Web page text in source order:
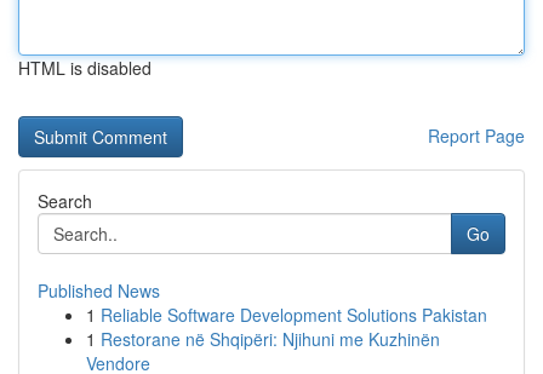
HTML is disabled
Report Page
Search
Go
Published News
1 Reliable Software Development Solutions Pakistan
1 Restorane në Shqipëri: Njihuni me Kuzhinën
Vendore